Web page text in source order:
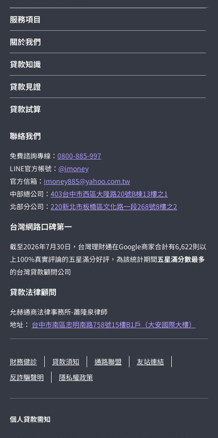
服務項目
關於我們
貸款知識
貸款見證
貸款試算
聯絡我們
免費諮詢專線： 0800-885-997
LINE官方帳號： @imoney
官方信箱： imoney885@yahoo.com.tw
中部總公司： 403台中市西區大隆路20號B棟13樓之1
北部分公司： 220新北市板橋區文化路一段268號8樓之2
台灣網路口碑第一
截至2026年7月30日，台灣理財通在Google商家合計有6,622則以
上100%真實評論的五星滿分好評，為該統計期間五星滿分數最多
的台灣貸款顧問公司
貸款法律顧問
允赫通商法律事務所-蕭隆泉律師
地址： 台中市南區忠明南路758號15樓B1戶（大安國際大樓）
財務健診 貸款須知 通路聯盟
友站連結
反詐騙聲明
隱私權政策
個人貸款需知